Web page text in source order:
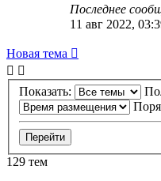
Последнее
11 авг 2022,
Новая тема
Показать:
129 тем